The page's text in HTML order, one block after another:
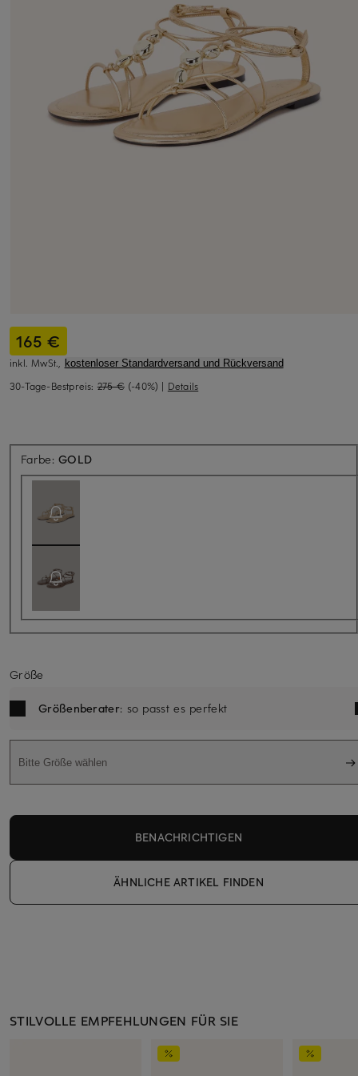
165 €
inkl. MwSt., kostenloser Standardversand und Rückversand
30-Tage-Bestpreis: 275 € (-40%) | Details
Farbe:GOLDAktuell nicht verfügbar
Größe
Größenberater: so passt es perfekt
Bitte Größe wählen
BENACHRICHTIGEN
ÄHNLICHE ARTIKEL FINDEN
STILVOLLE EMPFEHLUNGEN FÜR SIE